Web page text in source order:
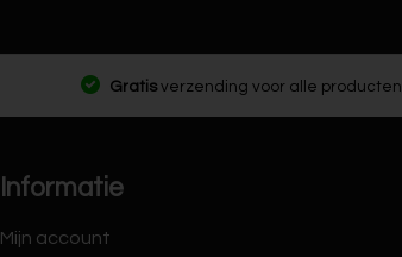
Gratis verzending voor alle producten
Informatie
Mijn account